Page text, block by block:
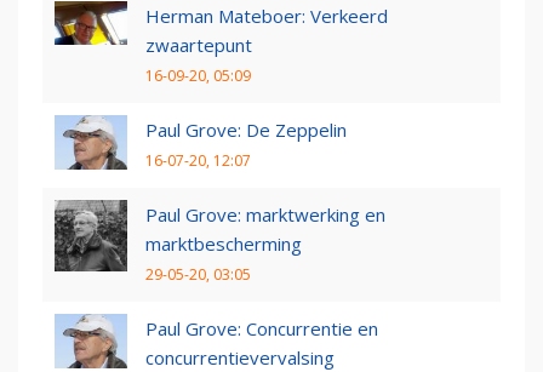
Herman Mateboer: Verkeerd
zwaartepunt
16-09-20, 05:09
Paul Grove: De Zeppelin
16-07-20, 12:07
Paul Grove: marktwerking en
marktbescherming
29-05-20, 03:05
Paul Grove: Concurrentie en
concurrentievervalsing